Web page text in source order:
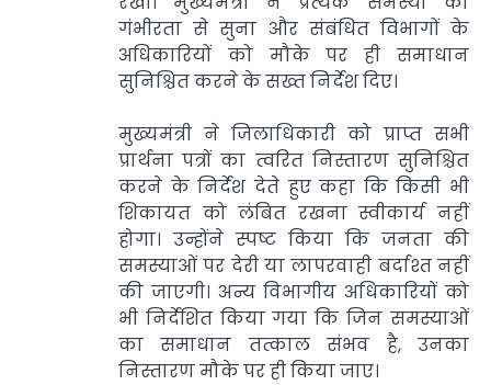
गंभीरता से सुना और संबंधित विभागों के
अधिकारियों को मौके पर ही समाधान
सुनिश्चित करने के सख्त निर्देश दिए।
मुख्यमंत्री ने जिलाधिकारी को प्राप्त सभी
प्रार्थना पत्रों का त्वरित निस्तारण सुनिश्चित
करने के निर्देश देते हुए कहा कि किसी भी
शिकायत को लंबित रखना स्वीकार्य नहीं
होगा। उन्होंने स्पष्ट किया कि जनता की
समस्याओं पर देरी या लापरवाही बर्दाश्त नहीं
की जाएगी। अन्य विभागीय अधिकारियों को
भी निर्देशित किया गया कि जिन समस्याओं
का समाधान तत्काल संभव है, उनका
निस्तारण मौके पर ही किया जाए।